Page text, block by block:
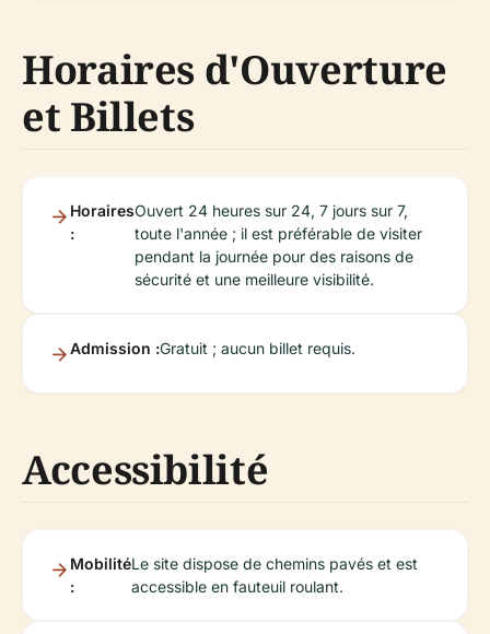
Horaires d'Ouverture
et Billets
Horaires
:
Ouvert 24 heures sur 24, 7 jours sur 7,
toute l'année ; il est préférable de visiter
pendant la journée pour des raisons de
sécurité et une meilleure visibilité.
Admission :Gratuit ; aucun billet requis.
Accessibilité
Mobilité
:
Le site dispose de chemins pavés et est
accessible en fauteuil roulant.